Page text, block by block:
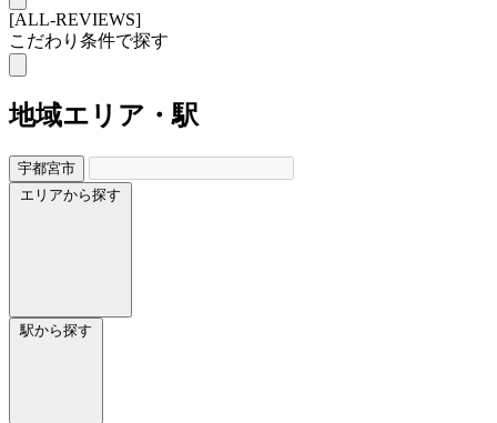
[ALL-REVIEWS]
こだわり条件で探す
地域エリア・駅
宇都宮市
エリアから探す
駅から探す